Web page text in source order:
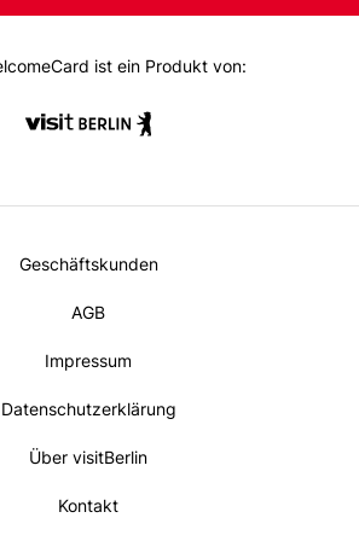
m
ist ein Produkt von:
Metanavi
Footer
Geschäftskunden
AGB
Impressum
Datenschutzerklärung
Über visitBerlin
Kontakt